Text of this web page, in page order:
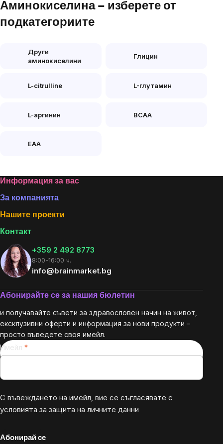
Аминокиселина – изберете от
подкатегориите
Други
аминокиселини
Глицин
L-citrulline L-глутамин
L-аргинин BCAA
EAA
Footer
Информация за вас
За компанията
Нашите проекти
Контакт
+359 2 492 8773
8:00-16:00 ч.
info@brainmarket.bg
Абонирайте се за нашия бюлетин
и получавайте съвети за здравословен начин на живот,
ексклузивни оферти и информация за нови продукти –
просто въведете своя имейл.
Имейл
С въвеждането на имейл, вие се съгласявате с
условията за защита на личните данни
Абонирай се